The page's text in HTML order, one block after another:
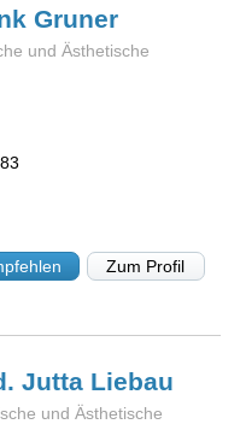
Gruner
und Ästhetische
Zum Profil
Jutta Liebau
und Ästhetische